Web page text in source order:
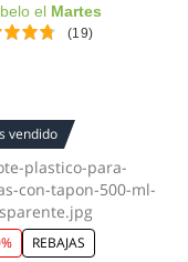
el Martes
(19)
vendido
REBAJAS